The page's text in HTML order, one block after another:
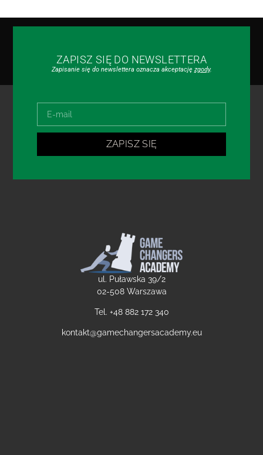
ZAPISZ SIĘ DO NEWSLETTERA
Zapisanie się do newslettera oznacza akceptację zgody.
ZAPISZ SIĘ
ul. Puławska 39/2
02-508 Warszawa
Tel. +48 882 172 340
kontakt@gamechangersacademy.eu